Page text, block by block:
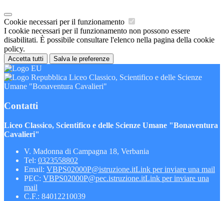
Cookie necessari per il funzionamento
I cookie necessari per il funzionamento non possono essere
disabilitati. È possibile consultare l'elenco nella pagina della cookie
policy.
Accetta tutti Salva le preferenze
Liceo Classico, Scientifico e delle Scienze
Umane "Bonaventura Cavalieri"
Contatti
Liceo Classico, Scientifico e delle Scienze Umane "Bonaventura
Cavalieri"
V. Madonna di Campagna 18, Verbania
Tel: 0323558802
Email: VBPS02000P@istruzione.itLink per inviare una mail
PEC: VBPS02000P@pec.istruzione.itLink per inviare una
mail
C.F.: 84012210039